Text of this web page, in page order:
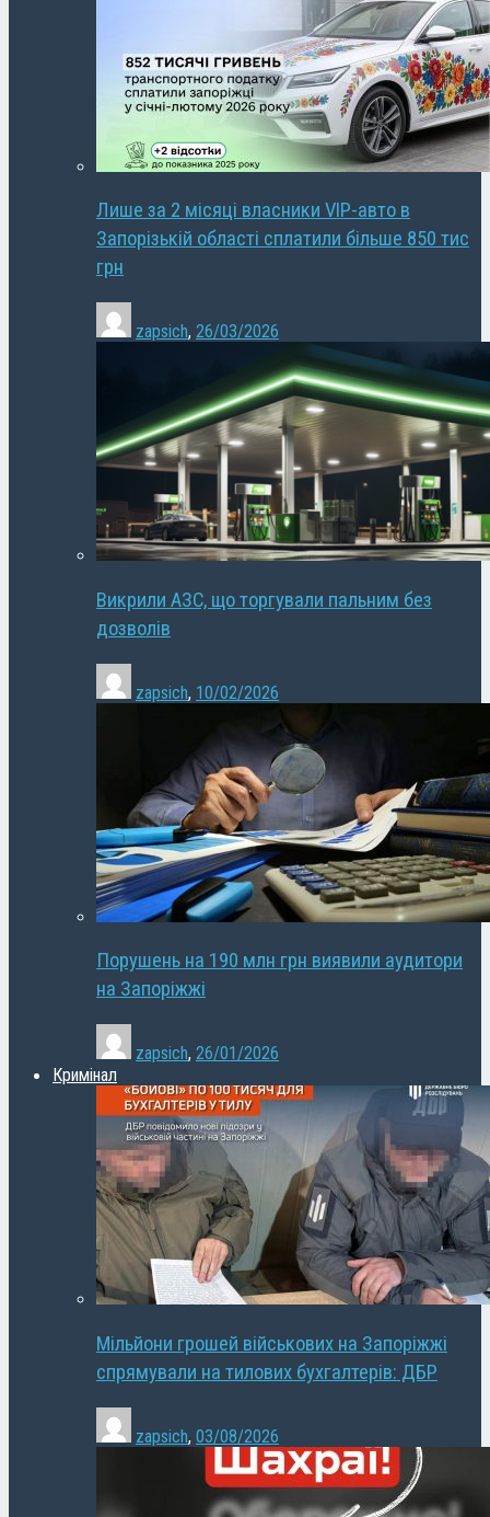
Лише за 2 місяці власники VIP-авто в
Запорізькій області сплатили більше 850 тис
грн
zapsich, 26/03/2026
Викрили АЗС, що торгували пальним без
дозволів
zapsich, 10/02/2026
Порушень на 190 млн грн виявили аудитори
на Запоріжжі
zapsich, 26/01/2026
Кримінал
Мільйони грошей військових на Запоріжжі
спрямували на тилових бухгалтерів: ДБР
zapsich, 03/08/2026